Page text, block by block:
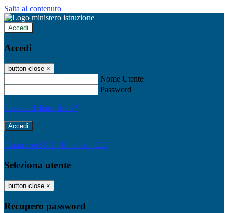
Salta al contenuto
Accedi
Accedi
button close ×
Nome Utente
Password
Password dimenticata?
-
Entra con SPID Entra con CIE
Seleziona utente
button close ×
Recupero password